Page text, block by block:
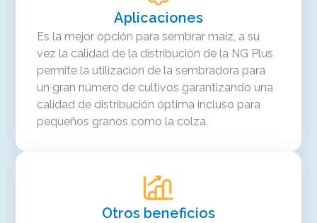
Aplicaciones
Es la mejor opción para sembrar maíz, a su
vez la calidad de la distribución de la NG Plus
permite la utilización de la sembradora para
un gran número de cultivos garantizando una
calidad de distribución óptima incluso para
pequeños granos como la colza.
Otros beneficios